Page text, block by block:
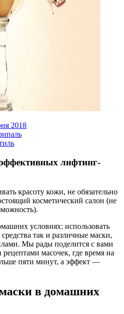
2018
лифтинг-
красоту кожи, не обязательно
косметический салон (не
условиях: использовать
так и различные маски,
Мы рады поделится с вами
масочек, где время на
пяти минут, а эффект —
в домашних